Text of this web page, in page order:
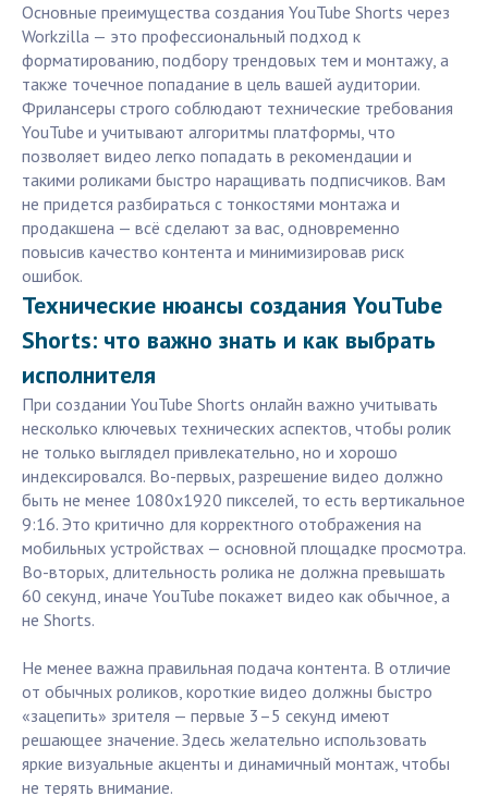
Основные преимущества создания YouTube Shorts через
Workzilla — это профессиональный подход к
форматированию, подбору трендовых тем и монтажу, а
также точечное попадание в цель вашей аудитории.
Фрилансеры строго соблюдают технические требования
YouTube и учитывают алгоритмы платформы, что
позволяет видео легко попадать в рекомендации и
такими роликами быстро наращивать подписчиков. Вам
не придется разбираться с тонкостями монтажа и
продакшена — всё сделают за вас, одновременно
повысив качество контента и минимизировав риск
ошибок.
Технические нюансы создания YouTube
Shorts: что важно знать и как выбрать
исполнителя
При создании YouTube Shorts онлайн важно учитывать
несколько ключевых технических аспектов, чтобы ролик
не только выглядел привлекательно, но и хорошо
индексировался. Во-первых, разрешение видео должно
быть не менее 1080x1920 пикселей, то есть вертикальное
9:16. Это критично для корректного отображения на
мобильных устройствах — основной площадке просмотра.
Во-вторых, длительность ролика не должна превышать
60 секунд, иначе YouTube покажет видео как обычное, а
не Shorts.
Не менее важна правильная подача контента. В отличие
от обычных роликов, короткие видео должны быстро
«зацепить» зрителя — первые 3–5 секунд имеют
решающее значение. Здесь желательно использовать
яркие визуальные акценты и динамичный монтаж, чтобы
не терять внимание.